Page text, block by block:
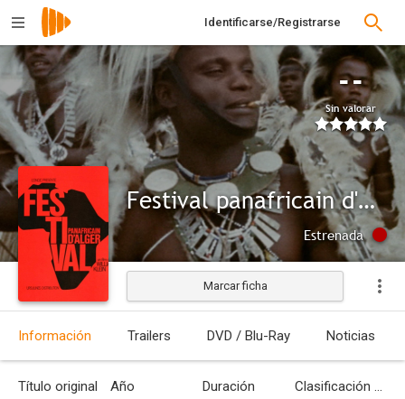
Identificarse/Registrarse
--
Sin valorar
Festival panafricain d'Alger
Estrenada
Marcar ficha
Información Trailers DVD / Blu-Ray Noticias
Título original Año Duración Clasificación por edades